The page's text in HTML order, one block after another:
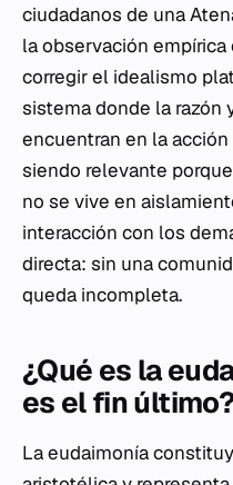
ciudadanos de una
la observación
corregir el idealismo
sistema donde la razón
encuentran en la
siendo relevante
no se vive en
interacción con los
directa: sin una
queda incompleta.
¿Qué es la
es el fin último?
La eudaimonía